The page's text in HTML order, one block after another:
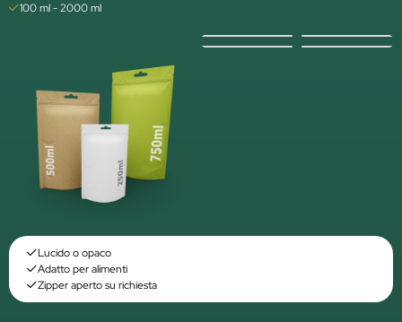
100 ml - 2000 ml
Lucido o opaco
Adatto per alimenti
Zipper aperto su richiesta